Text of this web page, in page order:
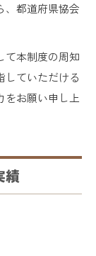
、都道府県協会
て本制度の周知
していただける
をお願い申し上
績